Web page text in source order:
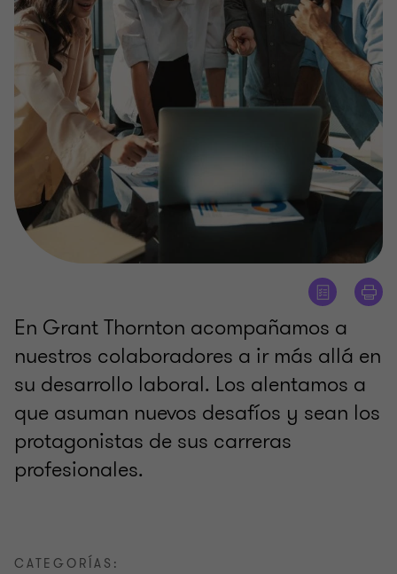
En Grant Thornton acompañamos a
nuestros colaboradores a ir más allá en
su desarrollo laboral. Los alentamos a
que asuman nuevos desafíos y sean los
protagonistas de sus carreras
profesionales.
CATEGORÍAS: